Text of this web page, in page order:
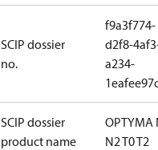
SCIP dossier
no.
f9a3f774-
d2f8-
a234-
SCIP dossier
product name
OPTYMA
N2 T0 T2